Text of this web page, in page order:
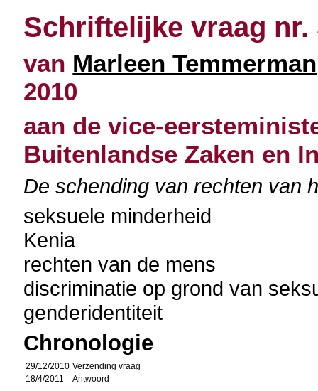
Schriftelijke vraag nr.
van Marleen Temmerman
2010
aan de vice-
Buitenlandse Zaken en
De schending van rechten van
seksuele minderheid
Kenia
rechten van de mens
discriminatie op grond van
genderidentiteit
Chronologie
29/12/2010 Verzending vraag
18/4/2011
Antwoord